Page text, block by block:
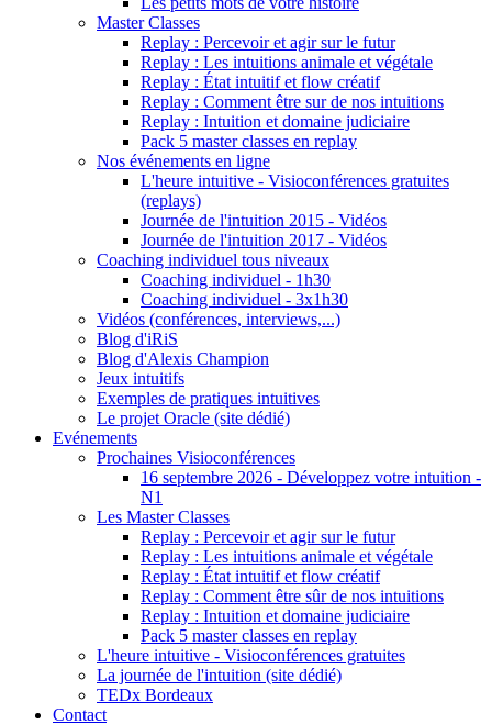
Master Classes
Replay : Percevoir et agir sur le futur
Replay : Les intuitions animale et végétale
Replay : État intuitif et flow créatif
Replay : Comment être sur de nos intuitions
Replay : Intuition et domaine judiciaire
Pack 5 master classes en replay
Nos événements en ligne
L'heure intuitive - Visioconférences gratuites
(replays)
Journée de l'intuition 2015 - Vidéos
Journée de l'intuition 2017 - Vidéos
Coaching individuel tous niveaux
Coaching individuel - 1h30
Coaching individuel - 3x1h30
Vidéos (conférences, interviews,...)
Blog d'iRiS
Blog d'Alexis Champion
Jeux intuitifs
Exemples de pratiques intuitives
Le projet Oracle (site dédié)
Evénements
Prochaines Visioconférences
16 septembre 2026 - Développez votre intuition -
N1
Les Master Classes
Replay : Percevoir et agir sur le futur
Replay : Les intuitions animale et végétale
Replay : État intuitif et flow créatif
Replay : Comment être sûr de nos intuitions
Replay : Intuition et domaine judiciaire
Pack 5 master classes en replay
L'heure intuitive - Visioconférences gratuites
La journée de l'intuition (site dédié)
TEDx Bordeaux
Contact